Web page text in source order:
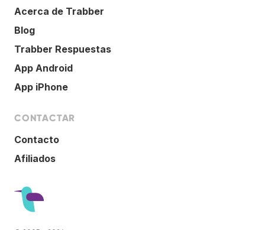
Acerca de Trabber
Blog
Trabber Respuestas
App Android
App iPhone
CONTACTAR
Contacto
Afiliados